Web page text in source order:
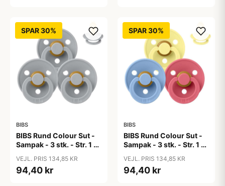
SPAR 30%
BIBS
BIBS Rund Colour Sut -
Sampak - 3 stk. - Str. 1 -
VEJL. PRIS 134,85 KR
94,40 kr
SPAR 30%
BIBS
BIBS Rund Colour Sut -
Sampak - 3 stk. - Str. 1 -
VEJL. PRIS 134,85 KR
94,40 kr